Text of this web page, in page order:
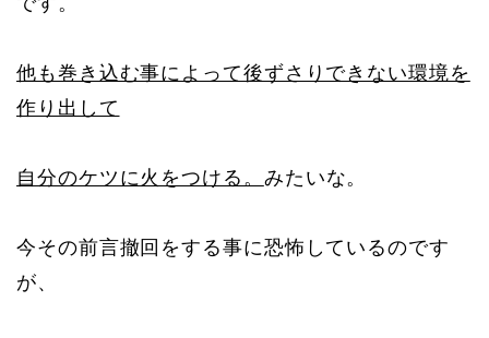
他も巻き込む事によって後ずさりできない環境を
作り出して
自分のケツに火をつける。 みたいな。
今その前言撤回をする事に恐怖しているのです
が、